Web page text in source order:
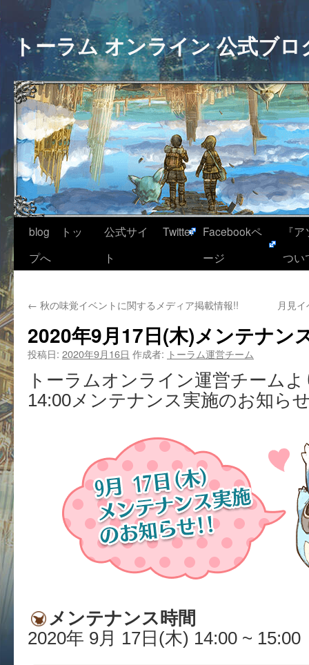
トーラム オンライン 公式ブロ
blog トッ
プへ
公式サイ
ト
Twitter
Facebookペ
ージ
『
つい
← 秋の味覚イベントに関するメディア掲載情報!! 月見
2020年9月17日(木)メンテナン
投稿日: 2020年9月16日 作成者: トーラム運営チーム
トーラムオンライン運営チーム
14:00メンテナンス実施のお知ら
メンテナンス時間
2020年 9月 17日(木) 14:00 ~ 15:00